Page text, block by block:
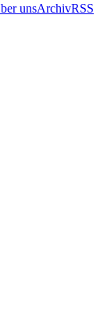
unsArchivRSS